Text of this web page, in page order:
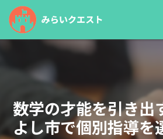
数学の才能を引き出
よし市で個別指導を